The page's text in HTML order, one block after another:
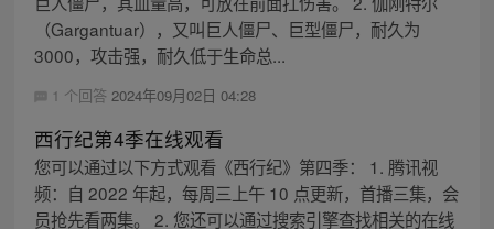
（Gargantuar），又叫巨人僵尸、巨型僵尸，耐久为
3000，攻击强，耐久低于生命总...
1 个回答 2024年09月02日 04:28
西行纪第4季在线观看
您可以通过以下方式观看《西行纪》第四季： 1. 腾讯视
频：自 2022 年起，每周三上午 10 点更新，首播三集，会
员抢先看两集。 2. 您还可以通过搜索引擎查找相关的在线